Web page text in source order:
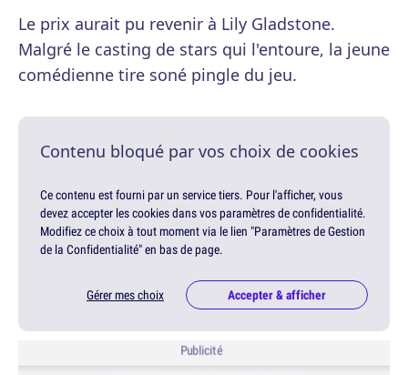
Le prix aurait pu revenir à Lily Gladstone.
Malgré le casting de stars qui l'entoure, la jeune
comédienne tire soné pingle du jeu.
Contenu bloqué par vos choix de cookies
Ce contenu est fourni par un service tiers. Pour l'afficher, vous
devez accepter les cookies dans vos paramètres de confidentialité.
Modifiez ce choix à tout moment via le lien "Paramètres de Gestion
de la Confidentialité" en bas de page.
Gérer mes choix Accepter & afficher
Publicité